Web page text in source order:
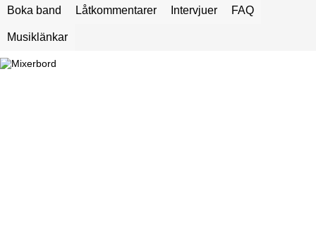
Boka band Låtkommentarer Intervjuer FAQ
Musiklänkar